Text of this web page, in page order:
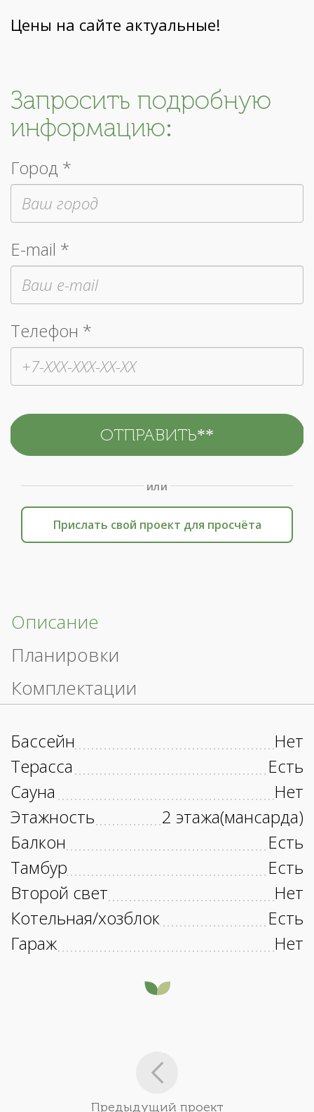
Цены на сайте актуальные!
Запросить подробную
информацию:
Город *
E-mail *
Телефон *
или
Прислать свой проект для просчёта
Описание
Планировки
Комплектации
Бассейн
Нет
Терасса
Есть
Сауна
Нет
Этажность
2 этажа(мансарда)
Балкон
Есть
Тамбур
Есть
Второй свет
Нет
Котельная/хозблок
Есть
Гараж
Нет
Предыдущий проект